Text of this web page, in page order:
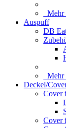
Mehr
Auspuff
DB
Mehr
Deckel/
Cover
Cover